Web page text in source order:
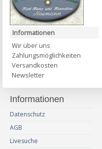
Informationen
Wir über uns
Zahlungsmöglichkeiten
Versandkosten
Newsletter
Informationen
Datenschutz
AGB
Livesuche